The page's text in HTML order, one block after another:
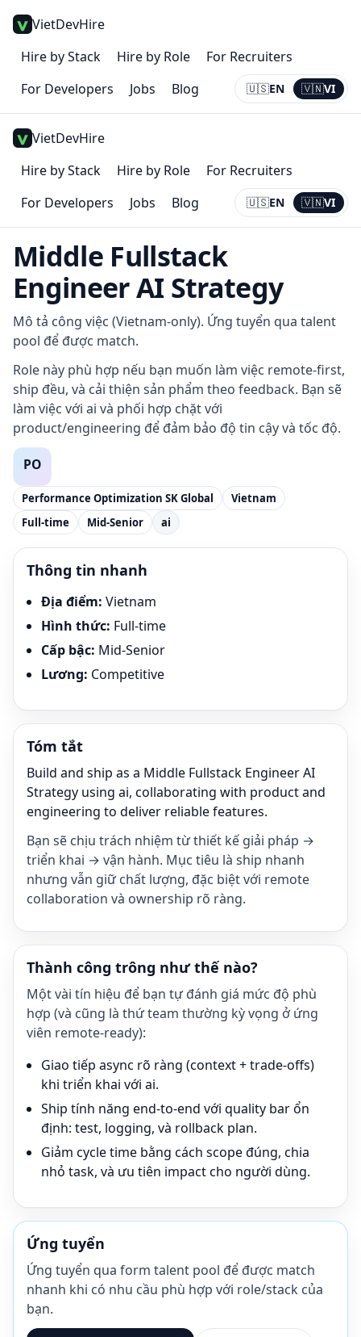
VietDevHire
Hire by Stack
Hire by Role
For Recruiters
For Developers
Jobs Blog 🇺🇸EN 🇻🇳VI
Current:
VI
VietDevHire
Hire by Stack
Hire by Role
For Recruiters
For Developers
Jobs Blog 🇺🇸EN 🇻🇳VI
Current:
VI
Middle Fullstack
Engineer AI Strategy
Mô tả công việc (Vietnam-only). Ứng tuyển qua talent
pool để được match.
Role này phù hợp nếu bạn muốn làm việc remote-first,
ship đều, và cải thiện sản phẩm theo feedback. Bạn sẽ
làm việc với ai và phối hợp chặt với
product/engineering để đảm bảo độ tin cậy và tốc độ.
Performance Optimization SK Global
Vietnam
Full-time
Mid-Senior ai
Thông tin nhanh
Địa điểm: Vietnam
Hình thức: Full-time
Cấp bậc: Mid-Senior
Lương: Competitive
Tóm tắt
Build and ship as a Middle Fullstack Engineer AI
Strategy using ai, collaborating with product and
engineering to deliver reliable features.
Bạn sẽ chịu trách nhiệm từ thiết kế giải pháp →
triển khai → vận hành. Mục tiêu là ship nhanh
nhưng vẫn giữ chất lượng, đặc biệt với remote
collaboration và ownership rõ ràng.
Thành công trông như thế nào?
Một vài tín hiệu để bạn tự đánh giá mức độ phù
hợp (và cũng là thứ team thường kỳ vọng ở ứng
viên remote-ready):
Giao tiếp async rõ ràng (context + trade-offs)
khi triển khai với ai.
Ship tính năng end-to-end với quality bar ổn
định: test, logging, và rollback plan.
Giảm cycle time bằng cách scope đúng, chia
nhỏ task, và ưu tiên impact cho người dùng.
Ứng tuyển
Ứng tuyển qua form talent pool để được match
nhanh khi có nhu cầu phù hợp với role/stack của
bạn.